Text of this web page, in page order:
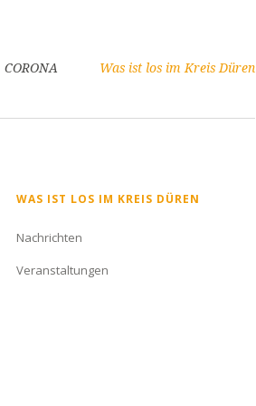
CORONA Was ist los im Kreis Düren
Navigation
WAS IST LOS IM KREIS DÜREN
Nachrichten
Veranstaltungen